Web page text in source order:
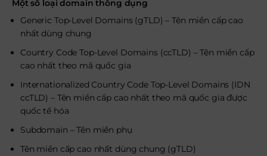
Một số loại domain thông dụng
Generic Top-Level Domains (gTLD) – Tên miền cấp cao
nhất dùng chung
Country Code Top-Level Domains (ccTLD) – Tên miền cấp
cao nhất theo mã quốc gia
Internationalized Country Code Top-Level Domains (IDN
ccTLD) – Tên miền cấp cao nhất theo mã quốc gia được
quốc tế hóa
Subdomain – Tên miền phụ
Tên miền cấp cao nhất dùng chung (gTLD)